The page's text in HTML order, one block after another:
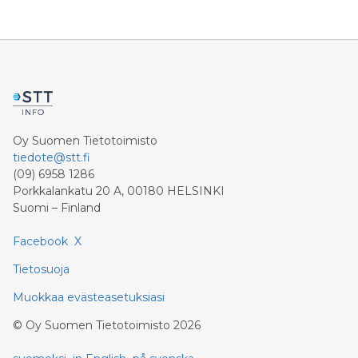
Oy Suomen Tietotoimisto
tiedote@stt.fi
(09) 6958 1286
Porkkalankatu 20 A, 00180 HELSINKI
Suomi – Finland
Facebook X
Tietosuoja
Muokkaa evästeasetuksiasi
© Oy Suomen Tietotoimisto 2026